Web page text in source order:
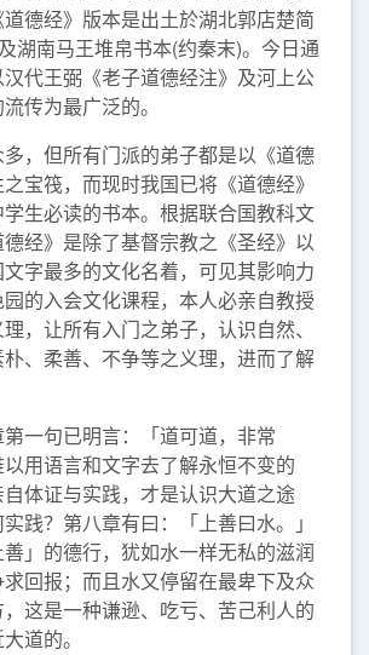
德经》版本是出土於湖北郭店楚简
湖南马王堆帛书本(约秦末)。今日通
代王弼《老子道德经注》及河上公
传为最广泛的。
，但所有门派的弟子都是以《道德
宝筏，而现时我国已将《道德经》
生必读的书本。根据联合国教科文
经》是除了基督宗教之《圣经》以
字最多的文化名着，可见其影响力
的入会文化课程，本人必亲自教授
，让所有入门之弟子，认识自然、
、柔善、不争等之义理，进而了解
一句已明言：「道可道，非常
用语言和文字去了解永恒不变的
自体证与实践，才是认识大道之途
践？第八章有曰：「上善曰水。」
」的德行，犹如水一样无私的滋润
回报；而且水又停留在最卑下及众
这是一种谦逊、吃亏、苦己利人的
道的。